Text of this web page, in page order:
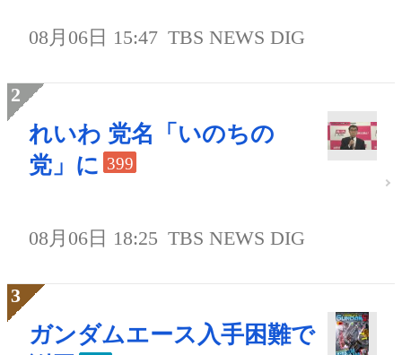
08月06日 15:47 TBS NEWS DIG
れいわ 党名「いのちの
党」に 399
08月06日 18:25 TBS NEWS DIG
ガンダムエース入手困難で